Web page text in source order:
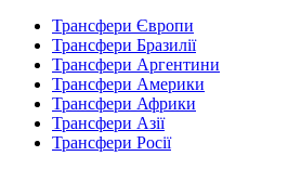
Трансфери Європи
Трансфери Бразилії
Трансфери Аргентини
Трансфери Америки
Трансфери Африки
Трансфери Азії
Трансфери Росії